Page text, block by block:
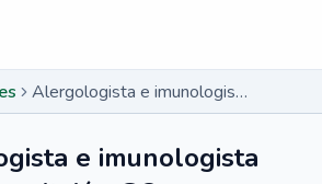
Alergologista e imunologista em Itajá - GO
e imunologista